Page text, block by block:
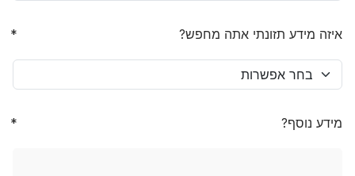
איזה מידע תזונתי אתה מחפש?
מידע נוסף?